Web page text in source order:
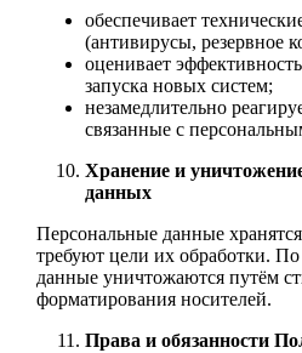
обеспечивает
(антивирусы, резервное
оценивает
запуска новых систем;
незамедлительно
связанные с
Хранение и
данных
Персональные данные
требуют цели их обработки.
данные уничтожаются путём
форматирования носителей.
Права и обязанности